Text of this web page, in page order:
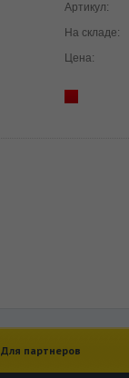
Артикул:
На складе:
Цена:
Для партнеров